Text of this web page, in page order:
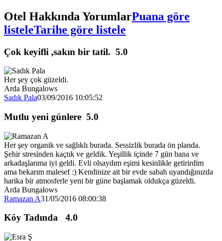
Otel Hakkında YorumlarPuana göre
listeleTarihe göre listele
Çok keyifli ,sakın bir tatil. 5.0
Her şey çok güzeldi.
Arda Bungalows
Sadık Pala03/09/2016 10:05:52
Mutlu yeni günlere 5.0
Her şey organik ve sağlıklı burada. Sessizlik burada ön planda.
Şehir stresinden kaçtık ve geldik. Yeşillik içinde 7 gün bana ve
arkadaşlarıma iyi geldi. Evli olsaydım eşimi kesinlikle getirirdim
ama bekarım malesef :) Kendinize ait bir evde sabah uyandığınızda
harika bir atmosferle yeni bir güne başlamak oldukça güzeldi.
Arda Bungalows
Ramazan A31/05/2016 08:00:38
Köy Tadında 4.0